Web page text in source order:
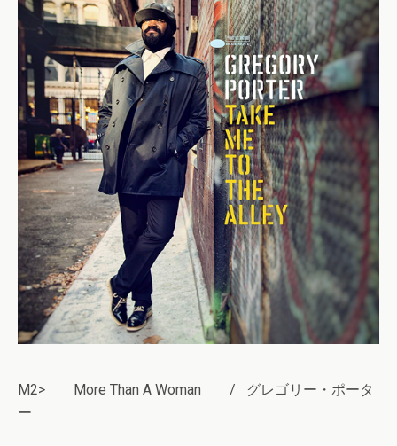
M2> More Than A Woman / グレゴリー・ポータ
ー